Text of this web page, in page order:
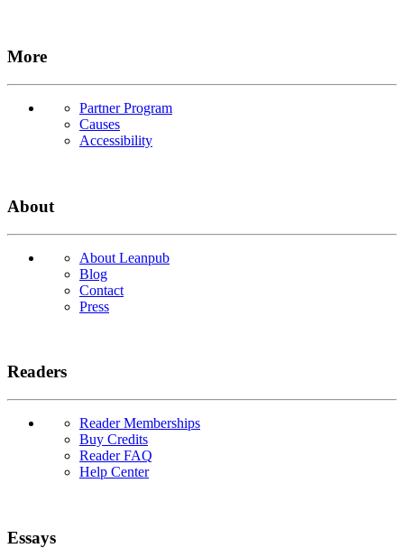
More
Partner Program
Causes
Accessibility
About
About Leanpub
Blog
Contact
Press
Readers
Reader Memberships
Buy Credits
Reader FAQ
Help Center
Essays